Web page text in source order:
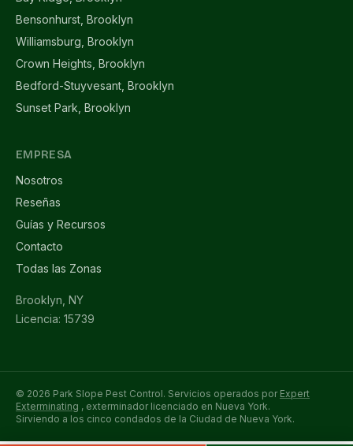
Bensonhurst, Brooklyn
Williamsburg, Brooklyn
Crown Heights, Brooklyn
Bedford-Stuyvesant, Brooklyn
Sunset Park, Brooklyn
EMPRESA
Nosotros
Reseñas
Guías y Recursos
Contacto
Todas las Zonas
Brooklyn, NY
Licencia: 15739
© 2026 Park Slope Pest Control. Servicios operados por Expert
Exterminating , exterminador licenciado en Nueva York.
Sirviendo a los cinco condados de la Ciudad de Nueva York.